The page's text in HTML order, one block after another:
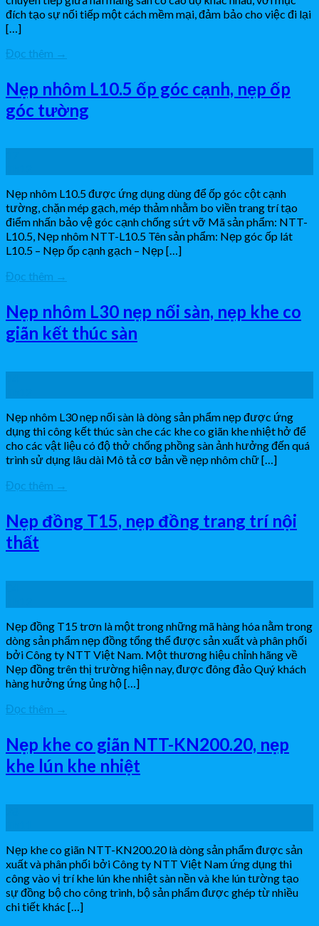
đích tạo sự nối tiếp một cách mềm mại, đảm bảo cho việc đi lại
[…]
Đọc thêm →
Nẹp nhôm L10.5 ốp góc cạnh, nẹp ốp
góc tường
Nẹp nhôm L10.5 được ứng dụng dùng để ốp góc cột cạnh
tường, chặn mép gạch, mép thảm nhằm bo viền trang trí tạo
điểm nhấn bảo vệ góc cạnh chống sứt vỡ Mã sản phẩm: NTT-
L10.5, Nẹp nhôm NTT-L10.5 Tên sản phẩm: Nẹp góc ốp lát
L10.5 – Nẹp ốp cạnh gạch – Nẹp […]
Đọc thêm →
Nẹp nhôm L30 nẹp nối sàn, nẹp khe co
giãn kết thúc sàn
Nẹp nhôm L30 nẹp nối sàn là dòng sản phẩm nẹp được ứng
dụng thi công kết thúc sàn che các khe co giãn khe nhiệt hở để
cho các vật liệu có độ thở chống phồng sàn ảnh hưởng đến quá
trình sử dụng lâu dài Mô tả cơ bản về nẹp nhôm chữ […]
Đọc thêm →
Nẹp đồng T15, nẹp đồng trang trí nội
thất
Nẹp đồng T15 trơn là một trong những mã hàng hóa nằm trong
dòng sản phẩm nẹp đồng tổng thể được sản xuất và phân phối
bởi Công ty NTT Việt Nam. Một thương hiệu chỉnh hãng về
Nẹp đồng trên thị trường hiện nay, được đông đảo Quý khách
hàng hưởng ứng ủng hộ […]
Đọc thêm →
Nẹp khe co giãn NTT-KN200.20, nẹp
khe lún khe nhiệt
Nẹp khe co giãn NTT-KN200.20 là dòng sản phẩm được sản
xuất và phân phối bởi Công ty NTT Việt Nam ứng dụng thi
công vào vị trí khe lún khe nhiệt sàn nền và khe lún tường tạo
sự đồng bộ cho công trình, bộ sản phẩm được ghép từ nhiều
chi tiết khác […]